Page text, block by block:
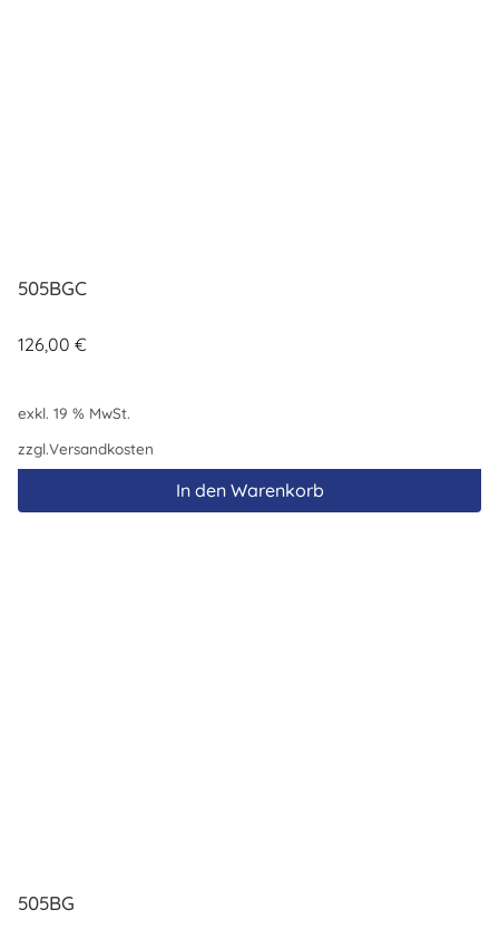
505BGC
126,00 €
exkl. 19 % MwSt.
zzgl.Versandkosten
In den Warenkorb
505BG